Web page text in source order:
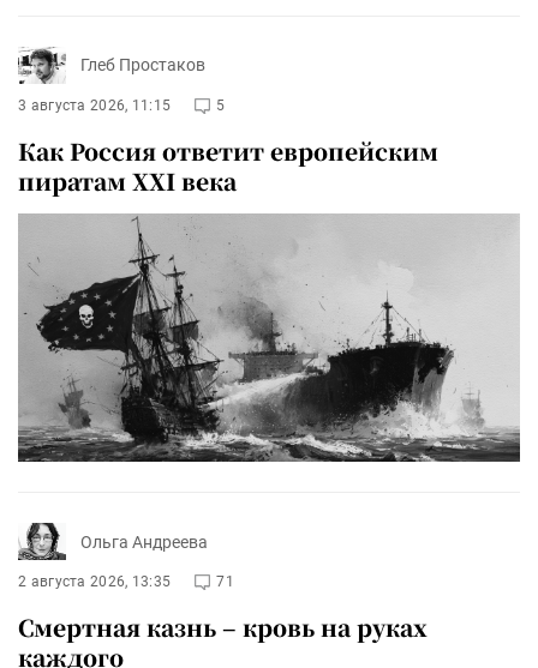
Глеб Простаков
3 августа 2026, 11:15 5
Как Россия ответит европейским
пиратам XXI века
Ольга Андреева
2 августа 2026, 13:35 71
Смертная казнь – кровь на руках
каждого